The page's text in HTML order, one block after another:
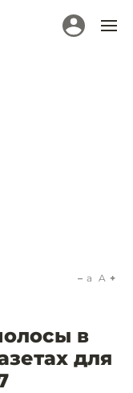
a A
в
для